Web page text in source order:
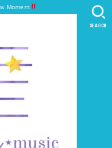
Moment
SEARCH